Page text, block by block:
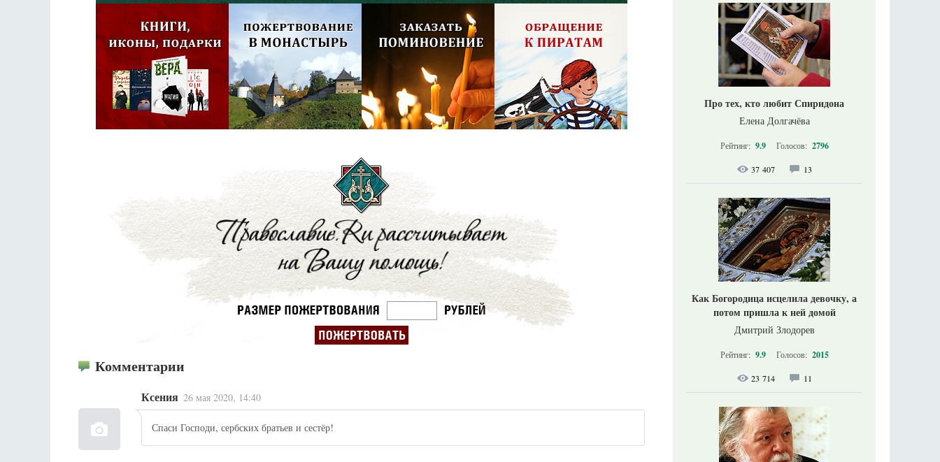
Комментарии
Ксения 26 мая 2020, 14:40
Спаси Господи, сербских братьев и сестёр!
Про тех, кто любит Спиридона
Елена Долгачёва
Рейтинг: 9.9 Голосов: 2796
37 407 13
Как Богородица исцелила девочку, а
потом пришла к ней домой
Дмитрий Злодорев
Рейтинг: 9.9 Голосов: 2015
23 714 11